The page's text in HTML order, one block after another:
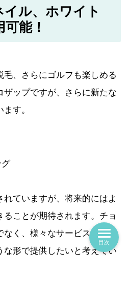
ル、ホワイト
能！
、さらにゴルフも楽しめる
ザップですが、さらに新たな
す。
ていますが、将来的にはよ
ことが期待されます。チョ
なく、様々なサービスをコン
な形で提供したいと考えてい
目次